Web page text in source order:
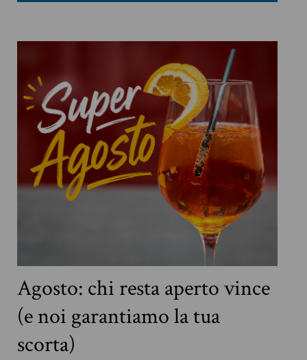
Agosto: chi resta aperto vince
(e noi garantiamo la tua
scorta)